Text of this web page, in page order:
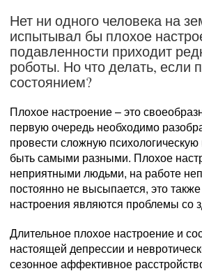
Нет ни одного человека на
испытывал бы плохое
подавленности приходит
роботы. Но что делать,
состоянием?
Плохое настроение – это
первую очередь необходимо
провести сложную
быть самыми разными. Плохое
неприятными людьми, на работе
постоянно не высыпается, это
настроения являются проблемы со
Длительное плохое настроение и
настоящей депрессии и
сезонное аффективное